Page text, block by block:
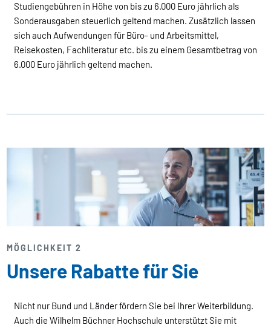
Studiengebühren in Höhe von bis zu 6.000 Euro jährlich als
Sonderausgaben steuerlich geltend machen. Zusätzlich lassen
sich auch Aufwendungen für Büro- und Arbeitsmittel,
Reisekosten, Fachliteratur etc. bis zu einem Gesamtbetrag von
6.000 Euro jährlich geltend machen.
MÖGLICHKEIT 2
Unsere Rabatte für Sie
Nicht nur Bund und Länder fördern Sie bei Ihrer Weiterbildung.
Auch die Wilhelm Büchner Hochschule unterstützt Sie mit